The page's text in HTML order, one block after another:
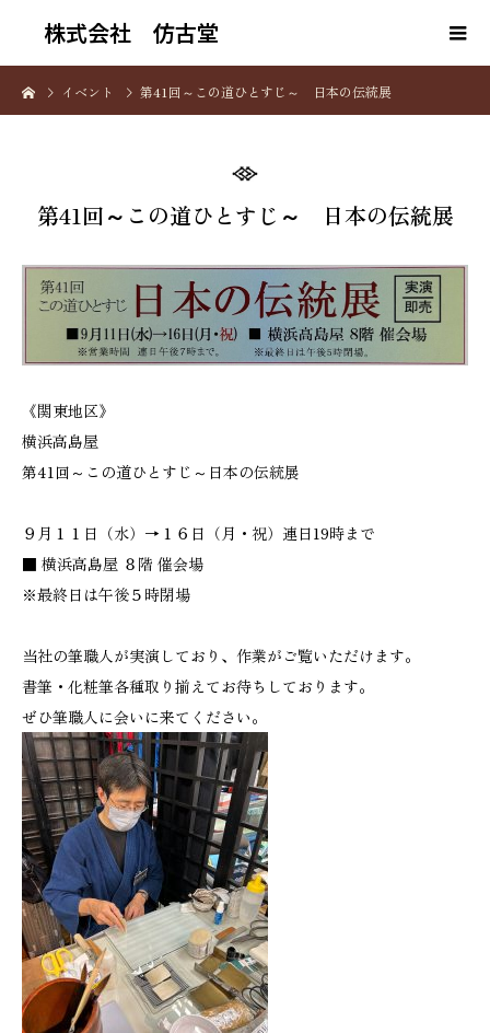
株式会社 仿古堂
イベント 第41回～この道ひとすじ～ 日本の伝統展
第41回～この道ひとすじ～ 日本の伝統展
《関東地区》
横浜高島屋
第41回～この道ひとすじ～日本の伝統展
９月１１日（水）→１６日（月・祝）連日19時まで
■ 横浜高島屋 ８階 催会場
※最終日は午後５時閉場
当社の筆職人が実演しており、作業がご覧いただけます。
書筆・化粧筆各種取り揃えてお待ちしております。
ぜひ筆職人に会いに来てください。